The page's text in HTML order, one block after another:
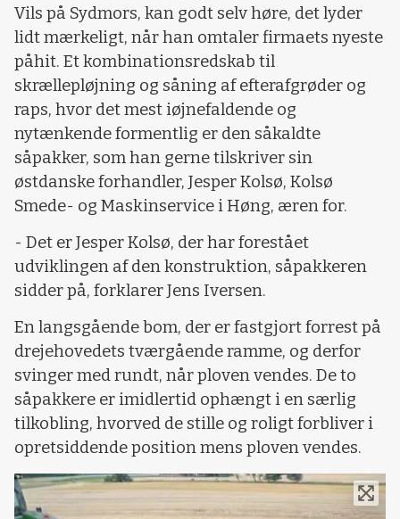
Vils på Sydmors, kan godt selv høre, det lyder
lidt mærkeligt, når han omtaler firmaets nyeste
påhit. Et kombinationsredskab til
skrællepløjning og såning af efterafgrøder og
raps, hvor det mest iøjnefaldende og
nytænkende formentlig er den såkaldte
såpakker, som han gerne tilskriver sin
østdanske forhandler, Jesper Kolsø, Kolsø
Smede- og Maskinservice i Høng, æren for.
- Det er Jesper Kolsø, der har forestået
udviklingen af den konstruktion, såpakkeren
sidder på, forklarer Jens Iversen.
En langsgående bom, der er fastgjort forrest på
drejehovedets tværgående ramme, og derfor
svinger med rundt, når ploven vendes. De to
såpakkere er imidlertid ophængt i en særlig
tilkobling, hvorved de stille og roligt forbliver i
opretsiddende position mens ploven vendes.